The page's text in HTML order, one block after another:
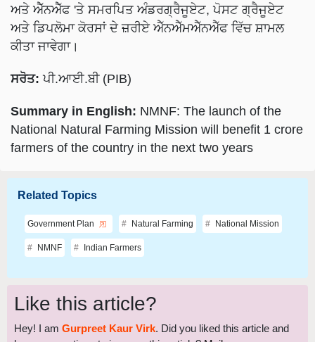
ਅਤੇ ਐੱਨਐੱਫ 'ਤੇ ਸਮਰਪਿਤ ਅੰਡਰਗ੍ਰੈਜੂਏਟ, ਪੋਸਟ ਗ੍ਰੈਜੂਏਟ
ਅਤੇ ਡਿਪਲੋਮਾ ਕੋਰਸਾਂ ਦੇ ਜ਼ਰੀਏ ਐੱਨਐੱਮਐੱਨਐੱਫ ਵਿੱਚ ਸ਼ਾਮਲ
ਕੀਤਾ ਜਾਵੇਗਾ।
ਸਰੋਤ: ਪੀ.ਆਈ.ਬੀ (PIB)
Summary in English: NMNF: The launch of the
National Natural Farming Mission will benefit 1 crore
farmers of the country in the next two years
Related Topics
Government Plan Natural Farming National Mission
NMNF Indian Farmers
Like this article?
Hey! I am Gurpreet Kaur Virk. Did you liked this article and